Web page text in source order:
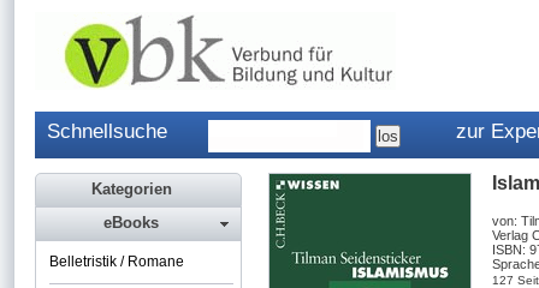
Schnellsuche zur
von:
Verlag
ISBN:
127
Kategorien
eBooks
Belletristik / Romane